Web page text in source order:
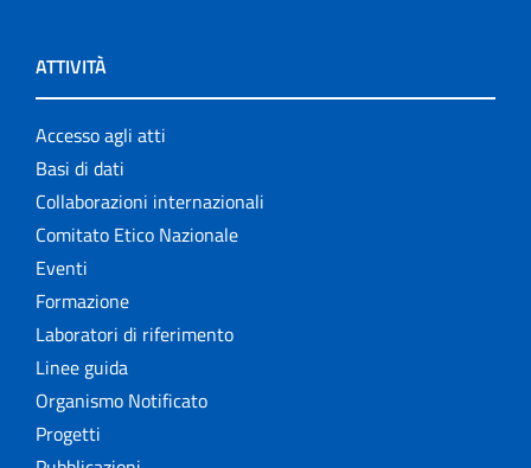
ATTIVITÀ
Accesso agli atti
Basi di dati
Collaborazioni internazionali
Comitato Etico Nazionale
Eventi
Formazione
Laboratori di riferimento
Linee guida
Organismo Notificato
Progetti